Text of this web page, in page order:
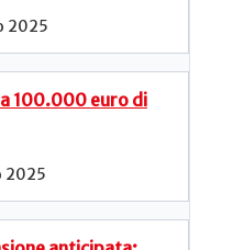
2025
100.000 euro di
2025